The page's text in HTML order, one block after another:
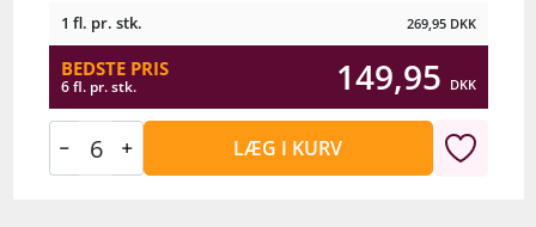
1 fl. pr. stk. 269,95 DKK
BEDSTE PRIS
6 fl. pr. stk. 149,95 DKK
LÆG I KURV